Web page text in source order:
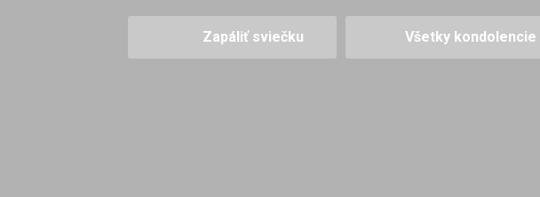
Zapáliť sviečku Všetky kondolencie